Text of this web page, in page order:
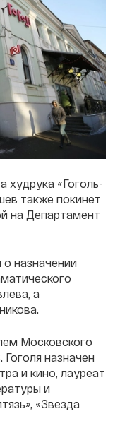
худрука «Гоголь-
также покинет
на Департамент
назначении
а
Московского
назначен
и кино, лауреат
и
«Звезда